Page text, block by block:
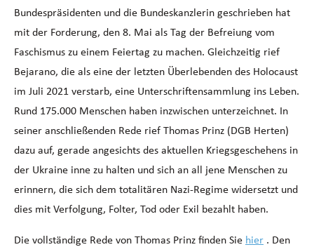
Bundespräsidenten und die Bundeskanzlerin geschrieben hat
mit der Forderung, den 8. Mai als Tag der Befreiung vom
Faschismus zu einem Feiertag zu machen. Gleichzeitig rief
Bejarano, die als eine der letzten Überlebenden des Holocaust
im Juli 2021 verstarb, eine Unterschriftensammlung ins Leben.
Rund 175.000 Menschen haben inzwischen unterzeichnet. In
seiner anschließenden Rede rief Thomas Prinz (DGB Herten)
dazu auf, gerade angesichts des aktuellen Kriegsgeschehens in
der Ukraine inne zu halten und sich an all jene Menschen zu
erinnern, die sich dem totalitären Nazi-Regime widersetzt und
dies mit Verfolgung, Folter, Tod oder Exil bezahlt haben.
Die vollständige Rede von Thomas Prinz finden Sie hier . Den